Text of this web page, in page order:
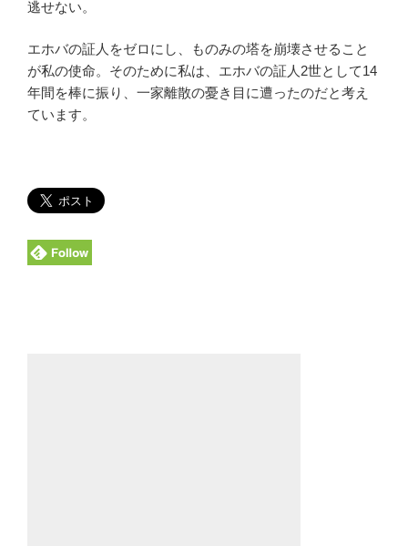
逃せない。
エホバの証人をゼロにし、ものみの塔を崩壊させること
が私の使命。そのために私は、エホバの証人2世として14
年間を棒に振り、一家離散の憂き目に遭ったのだと考え
ています。